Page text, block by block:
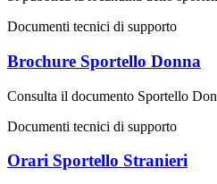
Documenti tecnici di supporto
Brochure Sportello Donna
Consulta il documento Sportello
Documenti tecnici di supporto
Orari Sportello Stranieri